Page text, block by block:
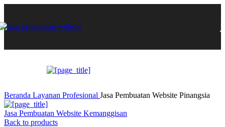
Beranda Layanan Profesional Jasa Pembuatan Website Pinangsia
Jasa Pembuatan Website Kemanggisan
Back to products